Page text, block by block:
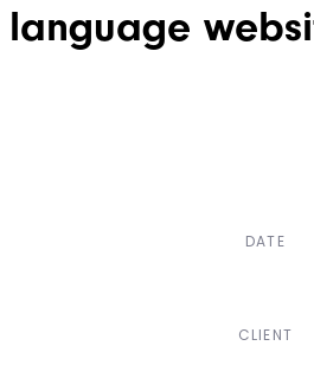
language
DATE
CLIENT